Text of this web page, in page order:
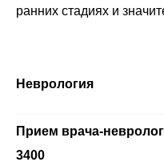
ранних стадиях и
Неврология
Прием врача-
3400